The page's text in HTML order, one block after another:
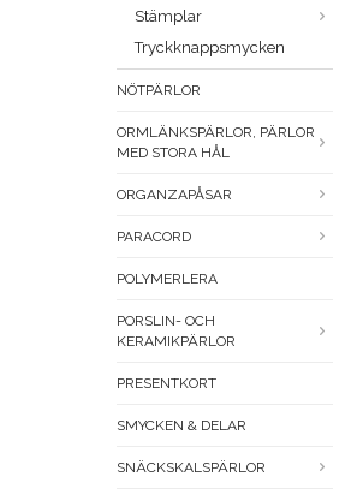
Stämplar
Tryckknappsmycken
NÖTPÄRLOR
ORMLÄNKSPÄRLOR, PÄRLOR
MED STORA HÅL
ORGANZAPÅSAR
PARACORD
POLYMERLERA
PORSLIN- OCH
KERAMIKPÄRLOR
PRESENTKORT
SMYCKEN & DELAR
SNÄCKSKALSPÄRLOR